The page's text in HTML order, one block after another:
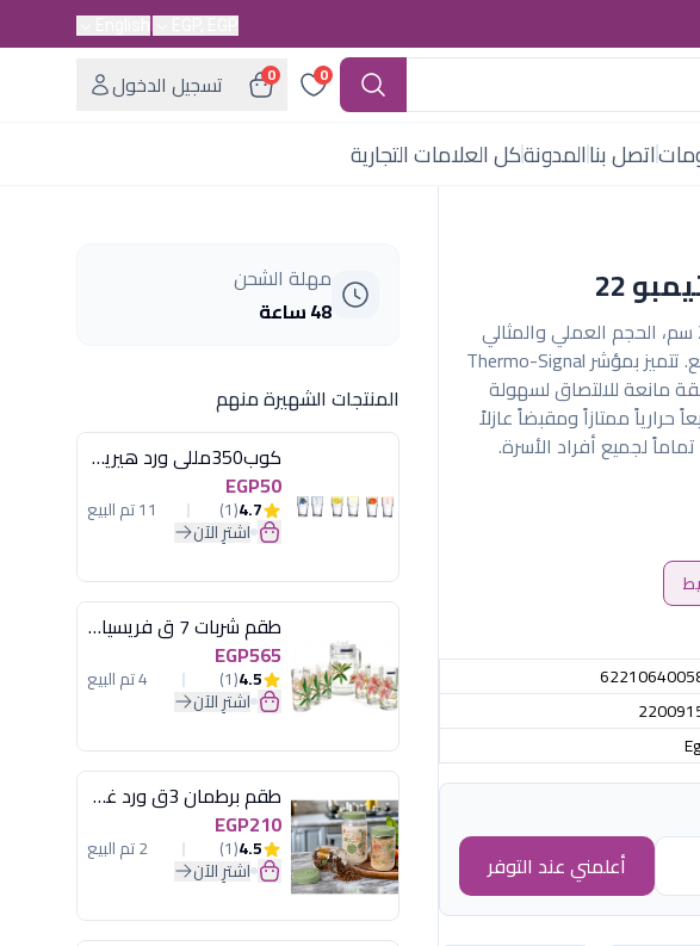
0
0 تسجيل الدخول
اتصل بناالمدونةكل العلامات التجارية
مقلاية تيفال تيمبو مقاس 22 سم، الحجم العملي والمثالي
للطهي اليومي والتحمير السريع. تتميز بمؤشر Thermo-Signal
مانعة للالتصاق لسهولة
حرارياً ممتازاً ومقبضاً عازلاً
لجميع أفراد الأسرة.
أعلمني عند التوفر
مهلة الشحن
48 ساعة
المنتجات الشهيرة منهم
كوب350مللى ورد هيريفين
EGP50
4.7
(1) 11 تم البيع
اشترِ الآن
طقم شربات 7 ق فريسيا لومينارك
EGP565
4.5
(1) 4 تم البيع
اشترِ الآن
طقم برطمان 3ق ورد غطاء مينت جرين هيريفين
EGP210
4.5
(1) 2 تم البيع
اشترِ الآن